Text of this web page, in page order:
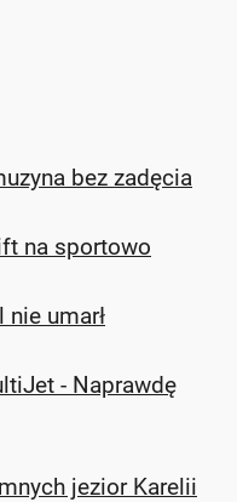
bez zadęcia
na sportowo
umarł
- Naprawdę
jezior Karelii